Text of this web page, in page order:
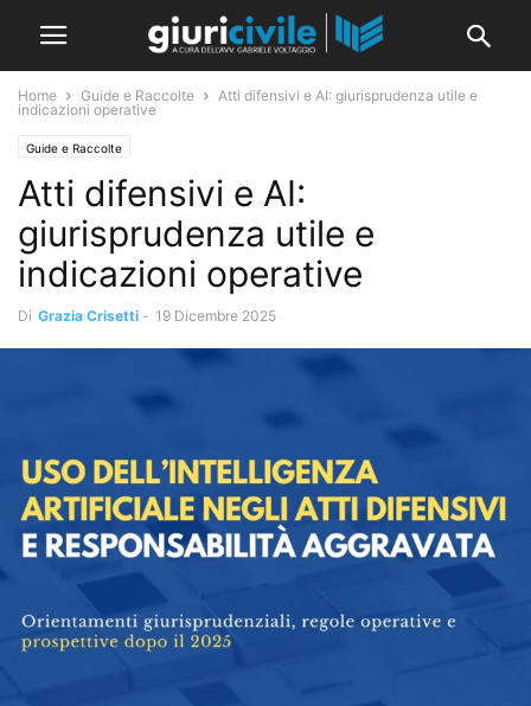
Home Guide e Raccolte
Atti difensivi e AI: giurisprudenza utile e
indicazioni operative
Guide e Raccolte
Atti difensivi e AI:
giurisprudenza utile e
indicazioni operative
Di Grazia Crisetti - 19 Dicembre 2025